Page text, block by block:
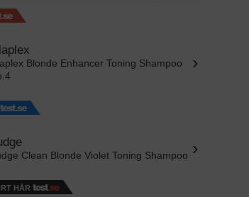
Blonde Enhancer Toning Shampoo
›
Clean Blonde Violet Toning Shampoo ›
HÅR